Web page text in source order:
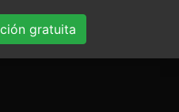
gratuita